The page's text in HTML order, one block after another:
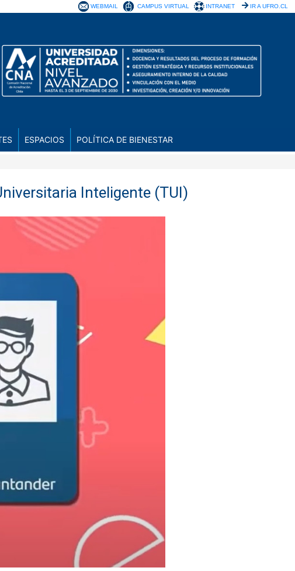
WEBMAIL CAMPUS VIRTUAL INTRANET IR A UFRO.CL
ESPACIOS POLÍTICA DE BIENESTAR
Inteligente (TUI)